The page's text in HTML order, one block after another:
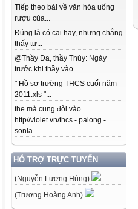
Tiếp theo bài về văn hóa uống
rượu của...
Đúng là có cai hay, nhưng chẳng
thấy tự...
@Thầy Đa, thầy Thủy: Ngày
trước khi thầy vào...
" Hồ sơ trường THCS cuối năm
2011.xls "...
the mà cung đòi vào
http//violet.vn/thcs - palong -
sonla...
HỖ TRỢ TRỰC TUYẾN
(Nguyễn Lương Hùng)
(Trương Hoàng Anh)